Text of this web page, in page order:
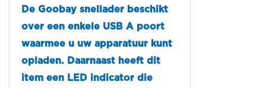
De Goobay snellader beschikt
over een enkele USB A poort
waarmee u uw apparatuur kunt
opladen. Daarnaast heeft dit
item een LED indicator die